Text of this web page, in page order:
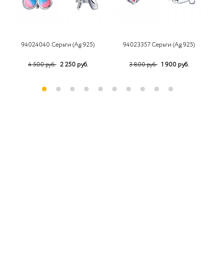
94024040 Серьги (Ag 925)
4 500 руб. 2 250 руб.
94023357 Серьги (Ag 925)
3 800 руб. 1 900 руб.